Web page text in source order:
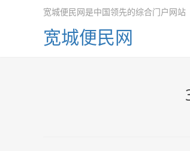
宽城便民网是中国领先的综合门户网站
宽城便民网